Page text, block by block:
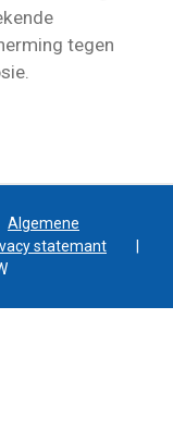
tegen
Algemene
statemant